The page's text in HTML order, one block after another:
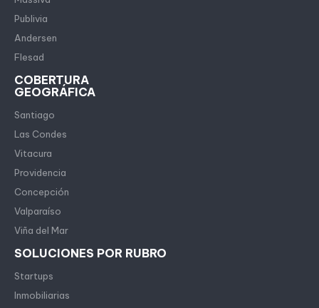
Publivia
Andersen
Flesad
COBERTURA
GEOGRÁFICA
Santiago
Las Condes
Vitacura
Providencia
Concepción
Valparaíso
Viña del Mar
SOLUCIONES POR RUBRO
Startups
Inmobiliarias